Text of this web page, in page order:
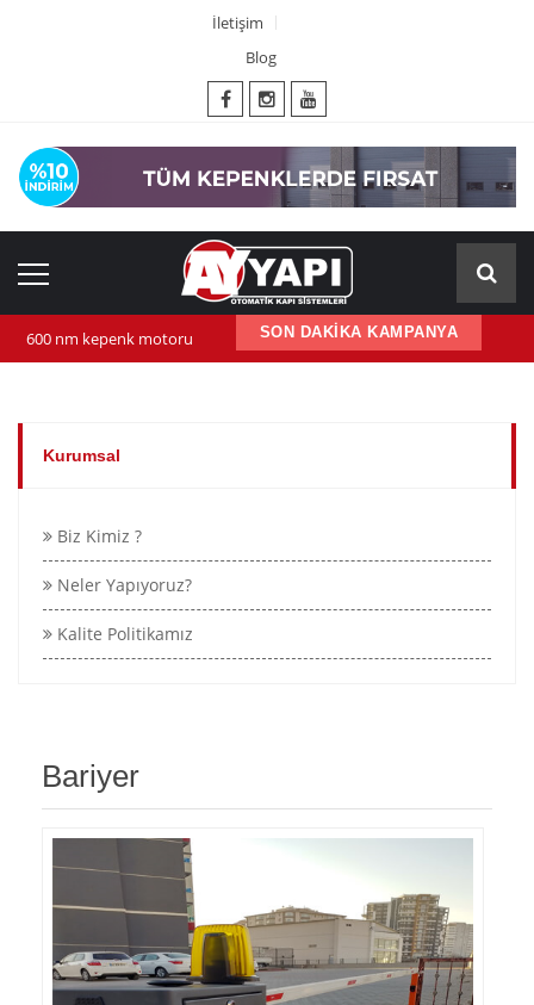
İletişim
Blog
SON DAKİKA KAMPANYA
600 nm kepenk motoru
Kurumsal
Biz Kimiz ?
Neler Yapıyoruz?
Kalite Politikamız
Bariyer